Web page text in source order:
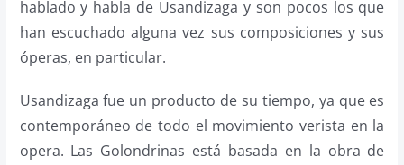
hablado y habla de Usandizaga y son pocos los que
han escuchado alguna vez sus composiciones y sus
óperas, en particular.
Usandizaga fue un producto de su tiempo, ya que es
contemporáneo de todo el movimiento verista en la
opera. Las Golondrinas está basada en la obra de